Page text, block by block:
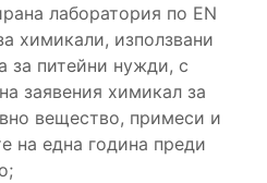
лаборатория по EN
химикали, използвани
за питейни нужди, с
заявения химикал за
вещество, примеси и
на една година преди